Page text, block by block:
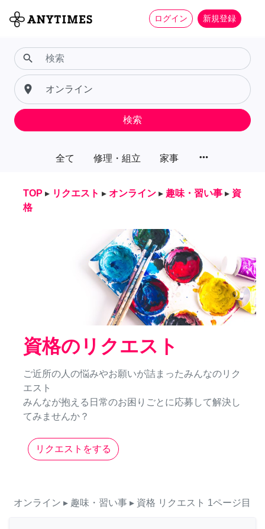
ログイン 新規登録
全て 修理・組立 家事 more_horiz
search
place
検索
TOP ▸ リクエスト ▸ オンライン ▸ 趣味・習い事 ▸ 資
格
資格のリクエスト
ご近所の人の悩みやお願いが詰まったみんなのリク
エスト
みんなが抱える日常のお困りごとに応募して解決し
てみませんか？
リクエストをする
オンライン ▸ 趣味・習い事 ▸ 資格 リクエスト 1ページ目